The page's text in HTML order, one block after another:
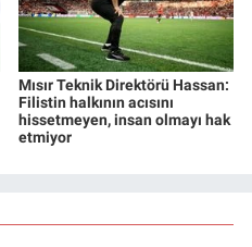
Mısır Teknik Direktörü Hassan:
Filistin halkının acısını
hissetmeyen, insan olmayı hak
etmiyor